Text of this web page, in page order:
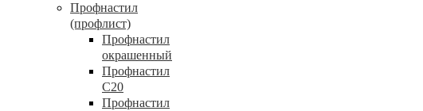
Профнастил
(профлист)
Профнастил
окрашенный
Профнастил
С20
Профнастил